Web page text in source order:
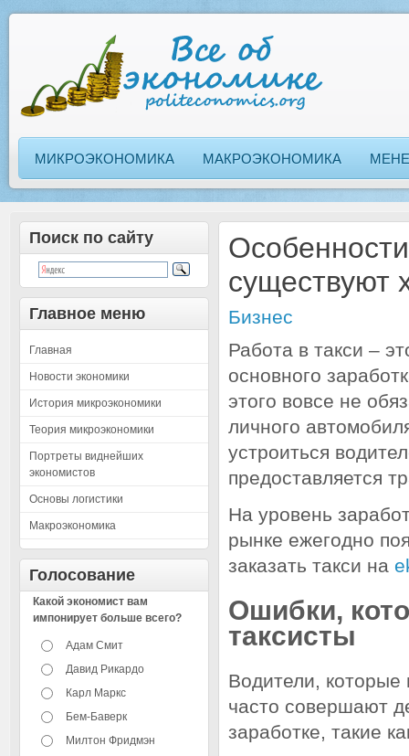
МИКРОЭКОНОМИКА МАКРОЭКОНОМИКА
Поиск по сайту
Главное меню
Главная
Новости экономики
История микроэкономики
Теория микроэкономики
Портреты виднейших
экономистов
Основы логистики
Макроэкономика
Голосование
Какой экономист вам
импонирует больше всего?
Адам Смит
Давид Рикардо
Карл Маркс
Бем-Баверк
Милтон Фридмэн
существуют
Бизнес
Работа в такси –
основного
этого вовсе не
личного
устроиться
предоставляется
На уровень
рынке ежегодно
заказать такси на
Ошибки,
таксисты
Водители, которые
часто совершают
заработке, такие